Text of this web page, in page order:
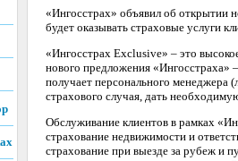
«Ингосстрах» объявил об открытии
будет оказывать страховые услуги
«Ингосстрах Exclusive» – это
нового предложения «Ингосстраха»
получает персонального менеджера
страхового случая, дать
Обслуживание клиентов в рамках
страхование недвижимости и
страхование при выезде за рубеж и